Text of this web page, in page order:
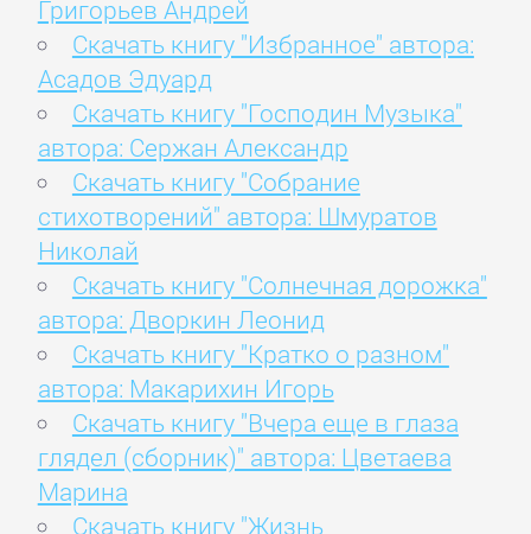
Григорьев Андрей
Скачать книгу "Избранное" автора:
Асадов Эдуард
Скачать книгу "Господин Музыка"
автора: Сержан Александр
Скачать книгу "Собрание
стихотворений" автора: Шмуратов
Николай
Скачать книгу "Солнечная дорожка"
автора: Дворкин Леонид
Скачать книгу "Кратко о разном"
автора: Макарихин Игорь
Скачать книгу "Вчера еще в глаза
глядел (сборник)" автора: Цветаева
Марина
Скачать книгу "Жизнь